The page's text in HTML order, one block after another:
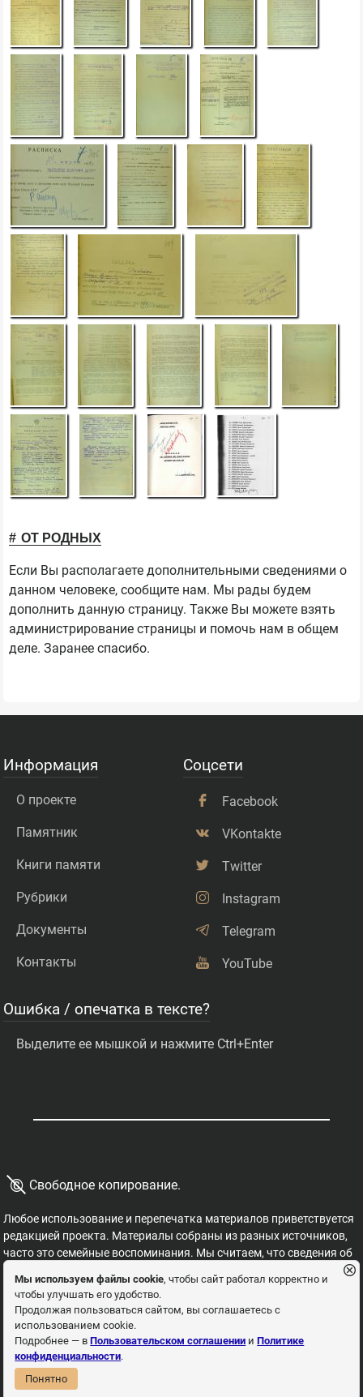
ОТ РОДНЫХ
Если Вы располагаете дополнительными сведениями о
данном человеке, сообщите нам. Мы рады будем
дополнить данную страницу. Также Вы можете взять
администрирование страницы и помочь нам в общем
деле. Заранее спасибо.
Информация
О проекте
Памятник
Книги памяти
Рубрики
Документы
Контакты
Соцсети
Facebook
VKontakte
Twitter
Instagram
Telegram
YouTube
Ошибка / опечатка в тексте?
Выделите ее мышкой и нажмите Ctrl+Enter
© Свободное копирование.
Любое использование и перепечатка материалов приветствуется
редакцией проекта. Материалы собраны из разных источников,
часто это семейные воспоминания. Мы считаем, что сведения об
этих важных страницах истории должны быть свободными для
распространения, на них не могут накладываться никакие
ограничения. Это наша история, и мы обязаны ее знать,
сохранять и рассказывать детям.
Пользовательское соглашение
Политика
конфиденциальности
Мы используем файлы cookie, чтобы сайт работал корректно и
чтобы улучшать его удобство.
Продолжая пользоваться сайтом, вы соглашаетесь с
использованием cookie.
Подробнее — вПользовательском соглашении иПолитике
конфиденциальности.
Понятно